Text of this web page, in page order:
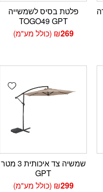
פלטת בסיס לשמשייה
TOGO49 GPT
₪269 (כולל מע"מ)
Add
שמשיה צד איכותית 3 מטר
GPT
₪299 (כולל מע"מ)